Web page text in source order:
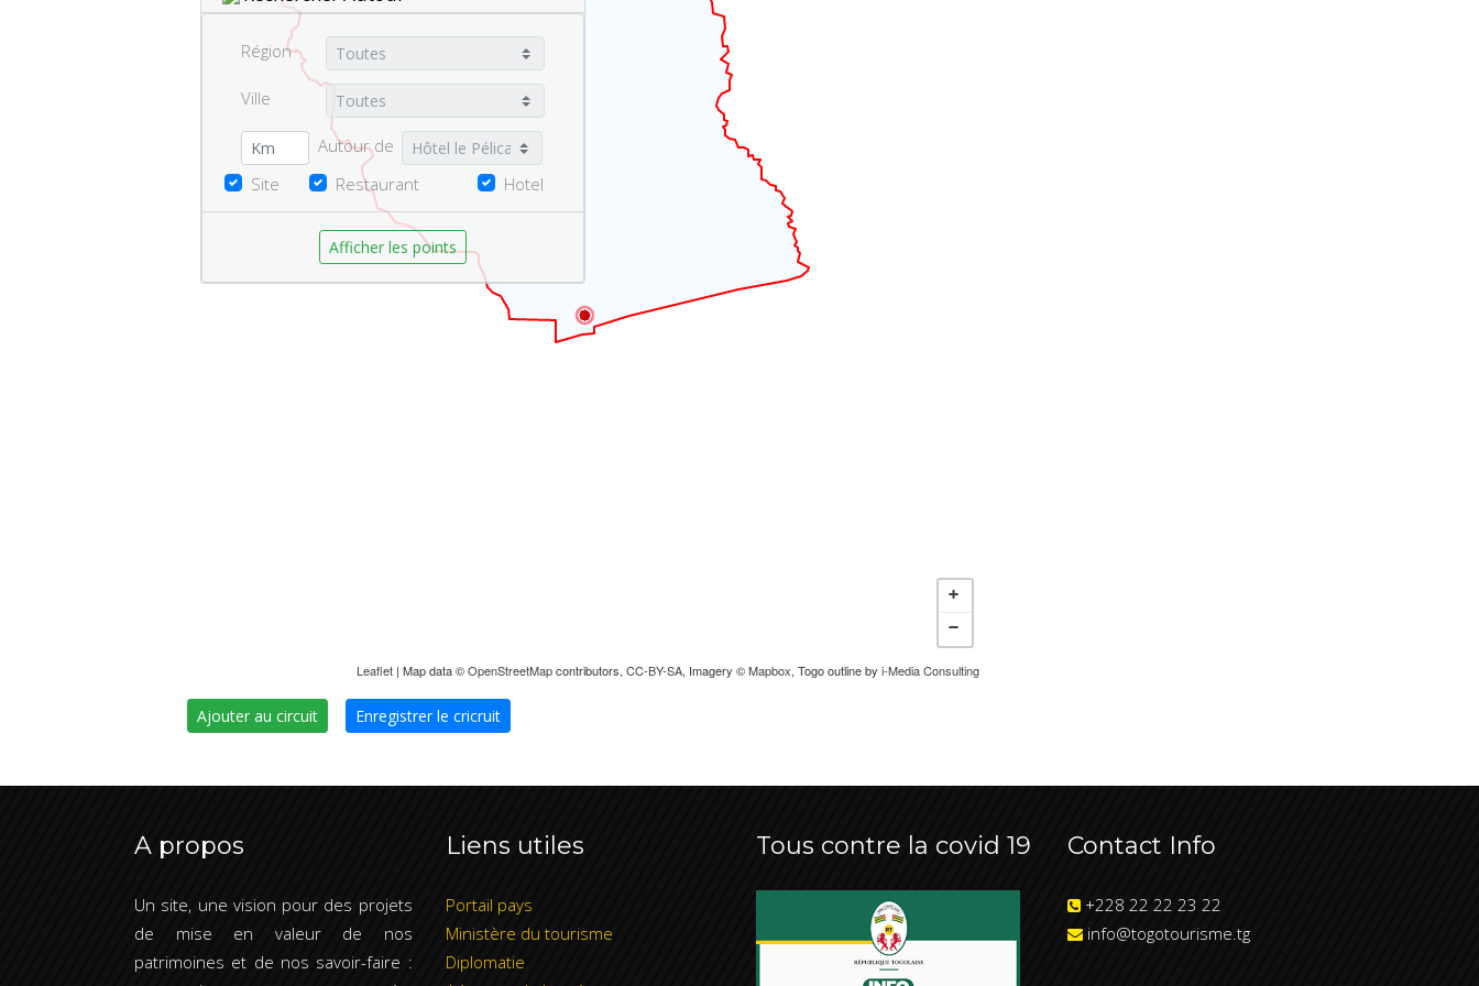
Région
Ville
Autour de
Site
Restaurant Hotel
Afficher les points
Leaflet| Map data ©OpenStreetMapcontributors, CC-BY-SA, Imagery ©Mapbox, Togo outline by i-Media Consulting
Ajouter au circuit Enregistrer le cricruit
A propos
Un site, une vision pour des projets
de mise en valeur de nos
patrimoines et de nos savoir-faire :
Liens utiles
Portail pays
Ministère du tourisme
Diplomatie
Tous contre la covid 19 Contact Info
+228 22 22 23 22
info@togotourisme.tg